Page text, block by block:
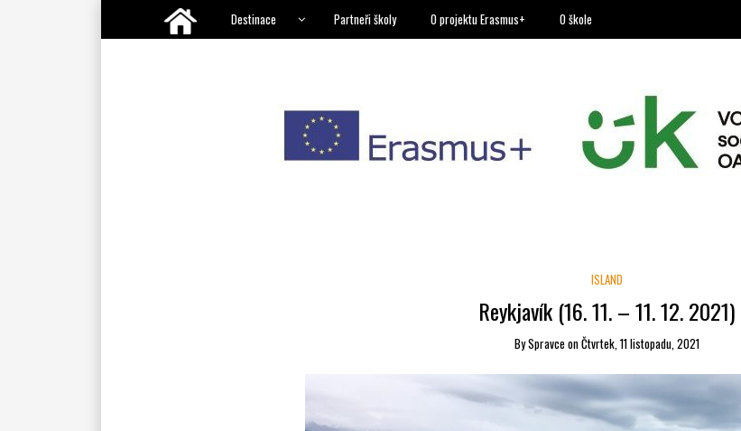
Destinace Partneři školy O projektu Erasmus+ O škole
ISLAND
Reykjavík (16. 11. – 11. 12. 2021)
BySpravce onČtvrtek, 11 listopadu, 2021